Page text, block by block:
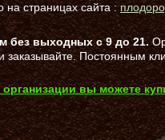
на страницах сайта :
без выходныхс 9 до 21.
заказывайте. Постоянным
вы можете